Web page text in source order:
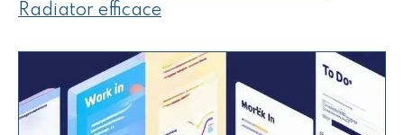
Radiator efficace